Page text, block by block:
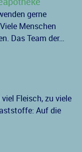
gerne
Menschen
Das Team der…
Fleisch, zu viele
Auf die